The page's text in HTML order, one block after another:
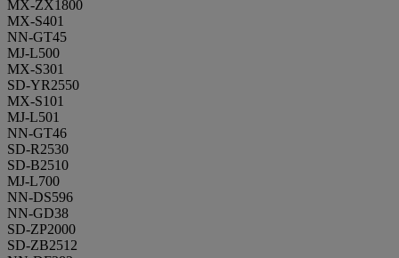
MX-ZX1800
MX-S401
NN-GT45
MJ-L500
MX-S301
SD-YR2550
MX-S101
MJ-L501
NN-GT46
SD-R2530
SD-B2510
MJ-L700
NN-DS596
NN-GD38
SD-ZP2000
SD-ZB2512